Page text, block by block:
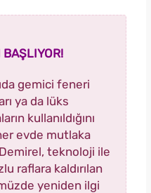
gemici feneri
ya da lüks
kullanıldığını
evde mutlaka
teknoloji ile
raflara kaldırılan
yeniden ilgi